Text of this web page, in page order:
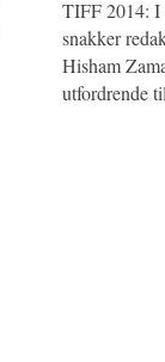
TIFF 2014: I
snakker
Hisham
utfordrende